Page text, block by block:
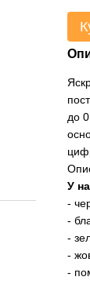
до
У
-
-
-
-
-